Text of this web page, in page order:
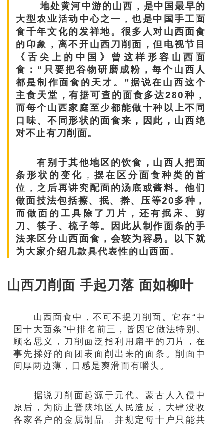
地处黄河中游的山西，是中国最早的
大型农业活动中心之一，也是中国手工面
食千年文化的发祥地。很多人对山西面食
的印象，离不开山西刀削面，但电视节目
《舌尖上的中国》曾这样形容山西面
食：“只要把谷物研磨成粉，每个山西人
都是制作面食的天才。”据说在山西这个
主食天堂，有据可查的面食多达280种，
而每个山西家庭至少都能做十种以上不同
口味、不同形状的面食来，因此，山西绝
对不止有刀削面。
有别于其他地区的饮食，山西人把面
条形状的变化，摆在区分面食种类的首
位，之后再讲究配面的汤底或酱料。他们
做面技法包括擦、抿、擀、压等20多种，
而做面的工具除了刀片，还有抿床、剪
刀、筷子、梳子等。因此从制作面条的手
法来区分山西面食，会较为容易。以下就
为大家介绍几款具代表性的山西面。
山西刀削面 手起刀落 面如柳叶
山西面食中，不可不提刀削面。它在“中
国十大面条”中排名前三，皆因它做法特别。
顾名思义，刀削面泛指利用扁平的刀片，在
事先揉好的面团表面削出来的面条。削面中
间厚两边薄，口感是爽滑而有嚼头。
据说刀削面起源于元代。蒙古人入侵中
原后，为防止晋陕地区人民造反，大肆没收
各家各户的金属制品，并规定每十户只能共